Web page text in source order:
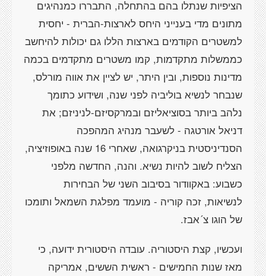
הציפיות שנתלו בהם בהתחלה, התבררו כמנהיגים
מתונים מדי בענייני היחס לארצות-הברית - יחסית
למשטרים הקודמים בארצות הללו גם יכולות להיחשב
כממשלות מתקדמות, קמו משטרים מתקדמים בכמה
מדינות נוספות, ובין היתר, יש לציין את אווה מורלס,
שנבחר לנשיא בוליביה לפני שנה, ושידוע כתומך
נלהב ביותר בסוציאליזם ובמרקסיזם-לניניזם; את
דניאל אורטגה - לשעבר מנהיג המהפכה
הסנדיניסטית בניקרגואה, שאחרי 16 שנה באופוזיציה,
הצליח לשוב להיות נשיא. והנה, החדשה מלפני
כשבוע: באקוודור בסיבוב השני של הבחירות
לנשיאות, זכה קוריה - מועמד מפלגת השמאל ותומכו
של הוגו צ´אבז.
ועכשיו, קצת היסטוריה. עובדה היסטורית ידועה, כי
מאז שנות החמישים - ראשית הששים, אמריקה